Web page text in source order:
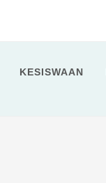
KESISWAAN